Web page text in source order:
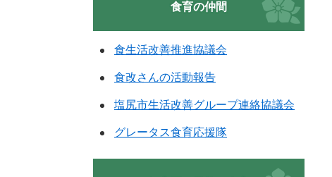
食育の仲間
食生活改善推進協議会
食改さんの活動報告
塩尻市生活改善グループ連絡協議会
グレータス食育応援隊